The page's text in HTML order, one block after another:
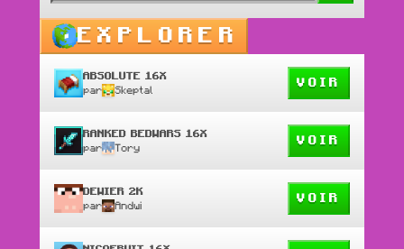
EXPLORER
ABSOLUTE 16X
par Skeptal
VOIR
RANKED BEDWARS 16X
par Tory
VOIR
DEWIER 2K
par Andwi
VOIR